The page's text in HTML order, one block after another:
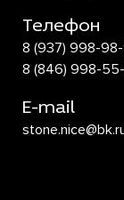
Телефон
8 (937) 998-
8 (846) 998-
E-mail